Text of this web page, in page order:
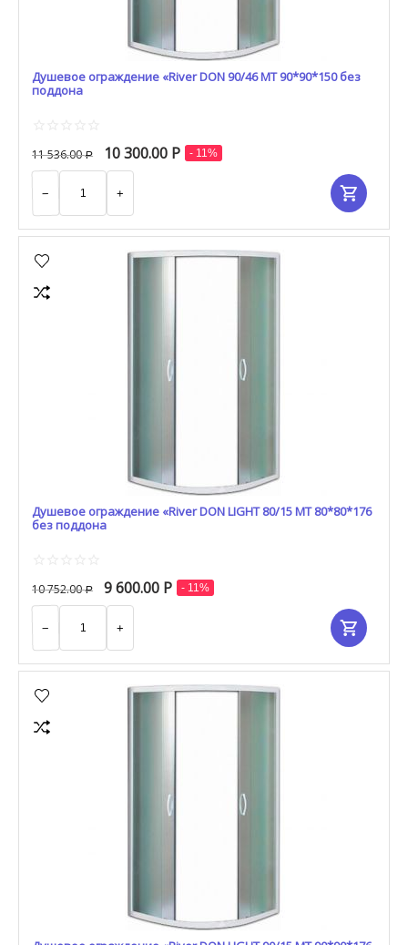
Душевое ограждение «River DON 90/46 МТ 90*90*150 без
поддона
11 536.00 Р 10 300.00 Р - 11%
+
−
Душевое ограждение «River DON LIGHT 80/15 МТ 80*80*176
без поддона
10 752.00 Р 9 600.00 Р - 11%
+
−